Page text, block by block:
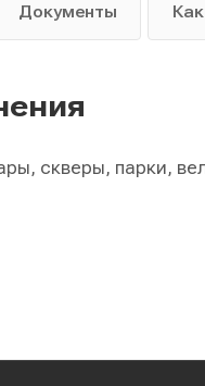
Документы
скверы, парки,